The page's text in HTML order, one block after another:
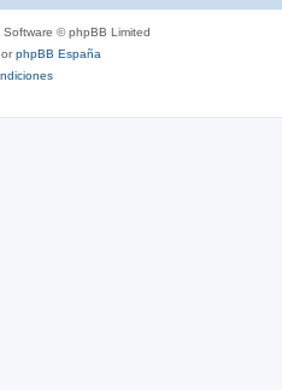
Software © phpBB Limited
phpBB España